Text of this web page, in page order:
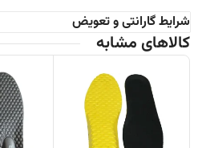
شرایط گارانتی و تعویض
کالاهای مشابه